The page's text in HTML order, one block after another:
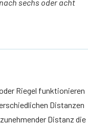
sechs oder acht
Riegel funktionieren
Distanzen
Distanz die